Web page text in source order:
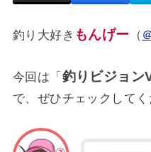
釣り大好き もんげー （
今回は「 釣りビジョン
で、ぜひチェックしてく